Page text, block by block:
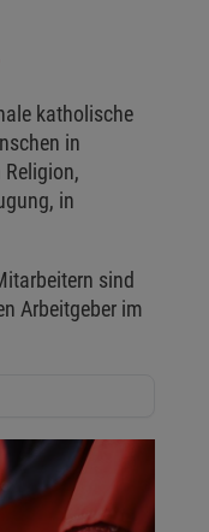
katholische
in
in
sind
Arbeitgeber im